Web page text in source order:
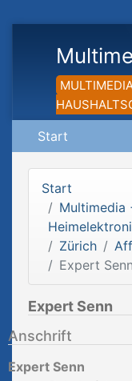
Start
Start
Multimedia
Zürich
Expert Senn
Expert Senn
Anschrift
Expert Senn